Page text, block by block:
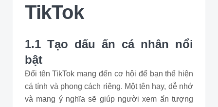
TikTok
1.1 Tạo dấu ấn cá nhân nổi
bật
Đổi tên TikTok mang đến cơ hội để bạn thể hiện
cá tính và phong cách riêng. Một tên hay, dễ nhớ
và mang ý nghĩa sẽ giúp người xem ấn tượng